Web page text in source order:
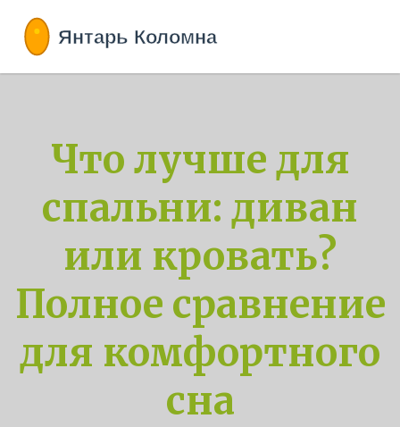
Что лучше для
спальни: диван
или кровать?
Полное сравнение
для комфортного
сна